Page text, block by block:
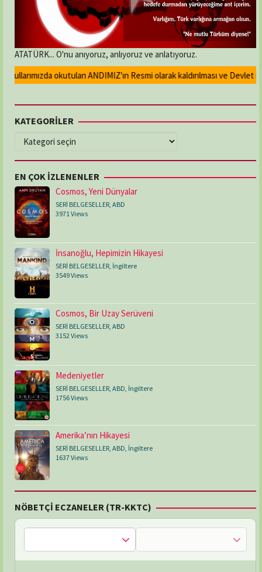
ATATÜRK... O'nu anıyoruz, anlıyoruz ve anlatıyoruz.
okutulan ANDIMIZ'ın Resmi olarak kaldırılması ve Devlet
KATEGORİLER
KATEGORİLER
EN ÇOK İZLENENLER
Cosmos, Yeni Dünyalar
SERİ BELGESELLER, ABD
3971 Views
İnsanoğlu, Hepimizin Hikayesi
SERİ BELGESELLER, İngiltere
3549 Views
Cosmos, Bir Uzay Serüveni
SERİ BELGESELLER ABD
3152 Views
Medeniyetler
SERİ BELGESELLER ABD İngiltere
1756 Views
Amerika’nın Hikayesi
SERİ BELGESELLER ABD İngiltere
1637 Views
NÖBETÇİ ECZANELER (TR-KKTC)